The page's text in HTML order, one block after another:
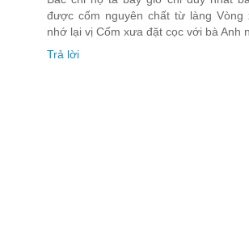
được cốm nguyên chất từ làng Vòng
nhớ lại vị Cốm xưa đặt cọc với bà Anh
Trả lời